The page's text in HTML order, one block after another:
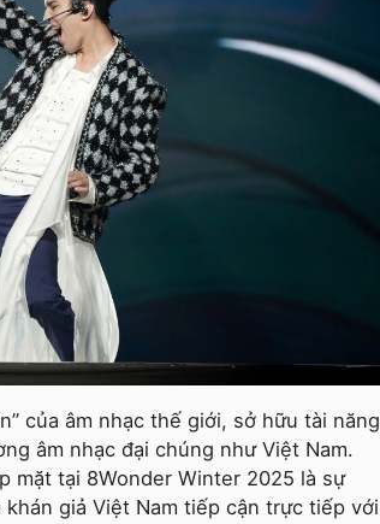
của âm nhạc thế giới, sở hữu tài năng
âm nhạc đại chúng như Việt Nam.
mặt tại 8Wonder Winter 2025 là sự
giả Việt Nam tiếp cận trực tiếp với